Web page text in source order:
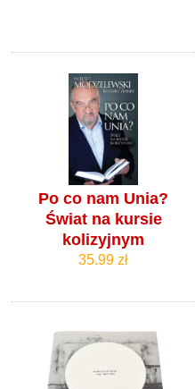
Po co nam Unia?
Świat na kursie
kolizyjnym
35.99 zł